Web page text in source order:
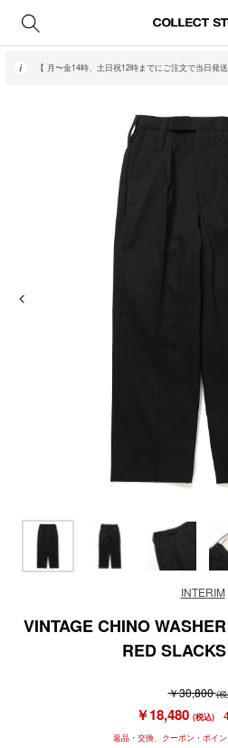
【 月〜金14時、土日祝12時までにご注文で当日発
INTERIM
VINTAGE CHINO
RED
￥30,800(
￥18,480 (税込)
返品・交換、クーポン・ポイ